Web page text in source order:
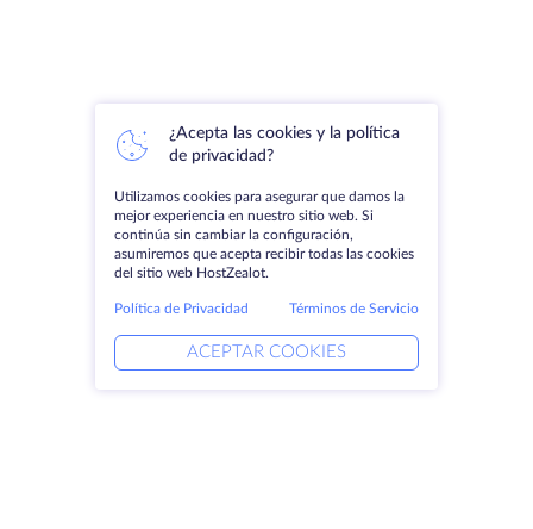
¿Acepta las cookies y la política
de privacidad?
Utilizamos cookies para asegurar que damos la
mejor experiencia en nuestro sitio web. Si
continúa sin cambiar la configuración,
asumiremos que acepta recibir todas las cookies
del sitio web HostZealot.
Política de Privacidad Términos de Servicio
ACEPTAR COOKIES